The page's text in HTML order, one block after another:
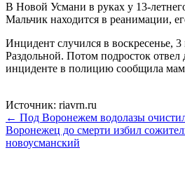
В Новой Усмани в руках у 13-
Мальчик находится в реанимации,
Инцидент случился в воскресенье,
Раздольной. Потом подросток
инциденте в полицию сообщила
Источник: riavrn.ru
← Под Воронежем водолазы
Воронежец до смерти избил
новоусманский